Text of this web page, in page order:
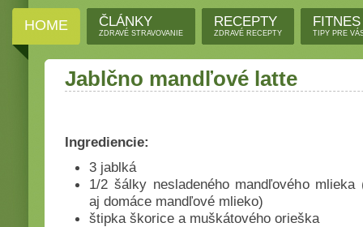
HOME ČLÁNKY
ZDRAVÉ STRAVOVANIE
RECEPTY
ZDRAVÉ RECEPTY
FITNES
TIPY PRE
Jablčno mandľové latte
Ingrediencie:
3 jablká
1/2 šálky nesladeného mandľového mlieka
aj domáce mandľové mlieko)
štipka škorice a muškátového orieška